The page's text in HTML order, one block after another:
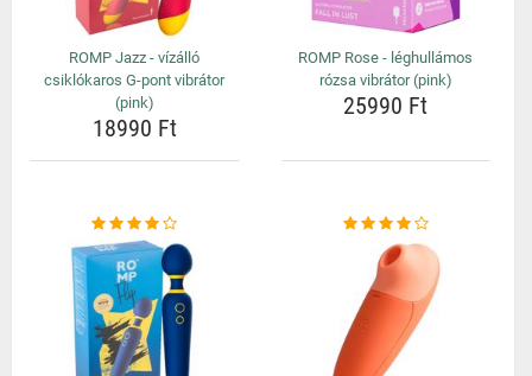
ROMP Jazz - vízálló
csiklókaros G-pont vibrátor
(pink)
18990 Ft
ROMP Rose - léghullámos
rózsa vibrátor (pink)
25990 Ft